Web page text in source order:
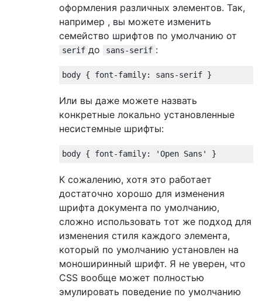
оформления различных элементов. Так,
например , вы можете изменить
семейство шрифтов по умолчанию от
serif до sans-serif :
body { font-family: sans-serif }
Или вы даже можете назвать
конкретные локально установленные
несистемные шрифты:
body { font-family: 'Open Sans' }
К сожалению, хотя это работает
достаточно хорошо для изменения
шрифта документа по умолчанию,
сложно использовать тот же подход для
изменения стиля каждого элемента,
который по умолчанию установлен на
моноширинный шрифт. Я не уверен, что
CSS вообще может полностью
эмулировать поведение по умолчанию